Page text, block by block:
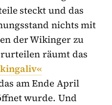
steckt und das
nichts mit
der Wikinger zu
räumt das
am Ende April
wurde. Und